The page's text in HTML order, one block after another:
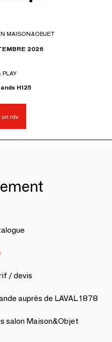
MAISON&OBJET
2026
PLAY
H125
un rdv
/ devis
auprès de LAVAL 1878
salon Maison&Objet